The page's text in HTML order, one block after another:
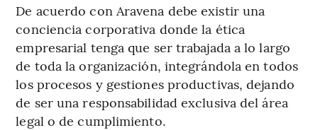
De acuerdo con Aravena debe existir una
conciencia corporativa donde la ética
empresarial tenga que ser trabajada a lo largo
de toda la organización, integrándola en todos
los procesos y gestiones productivas, dejando
de ser una responsabilidad exclusiva del área
legal o de cumplimiento.